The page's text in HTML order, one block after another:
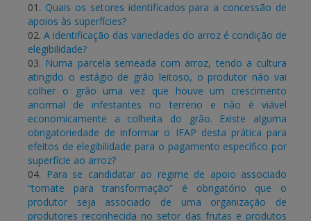
APOIO AO BENEFICIÁRIO
Entrar / Registar
01. Quais os setores identificados para a concessão de
apoios às superfícies?
02. A identificação das variedades do arroz é condição de
elegibilidade?
03. Numa parcela semeada com arroz, tendo a cultura
atingido o estágio de grão leitoso, o produtor não vai
colher o grão uma vez que houve um crescimento
anormal de infestantes no terreno e não é viável
economicamente a colheita do grão. Existe alguma
obrigatoriedade de informar o IFAP desta prática para
efeitos de elegibilidade para o pagamento específico por
superfície ao arroz?
04. Para se candidatar ao regime de apoio associado
“tomate para transformação” é obrigatório que o
produtor seja associado de uma organização de
produtores reconhecida no setor das frutas e produtos